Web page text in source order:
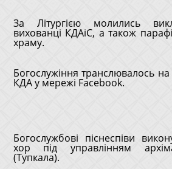
За Літургією молились
вихованці КДАіС, а також
храму.
Богослужіння транслювалось на
КДА у мережі Facebook.
Богослужбові піснеспіви
хор під управлінням
(Тупкала).